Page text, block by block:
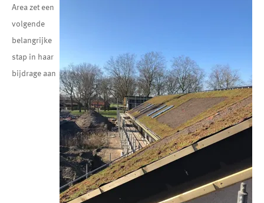
Area zet een
volgende
belangrijke
stap in haar
bijdrage aan